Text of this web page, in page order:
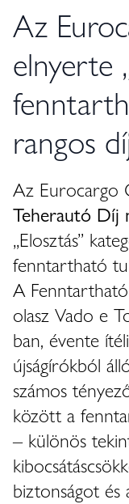
Az
elnyerte
rangos
Az Eurocargo
Teherautó Díj
„Elosztás”
fenntartható
A
olasz Vado e
ban, évente
újságírókból
számos
között a
– különös
biztonságot és